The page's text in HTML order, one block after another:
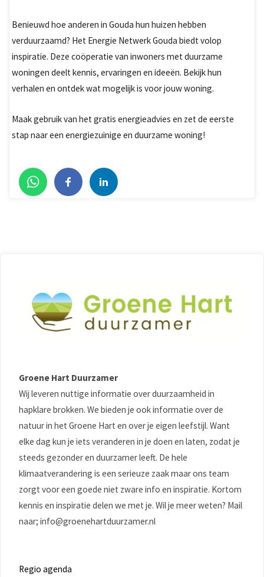
Benieuwd hoe anderen in Gouda hun huizen hebben
verduurzaamd? Het Energie Netwerk Gouda biedt volop
inspiratie. Deze coöperatie van inwoners met duurzame
woningen deelt kennis, ervaringen en ideeën. Bekijk hun
verhalen en ontdek wat mogelijk is voor jouw woning.
Maak gebruik van het gratis energieadvies en zet de eerste
stap naar een energiezuinige en duurzame woning!
Groene Hart Duurzamer
Wij leveren nuttige informatie over duurzaamheid in
hapklare brokken. We bieden je ook informatie over de
natuur in het Groene Hart en over je eigen leefstijl. Want
elke dag kun je iets veranderen in je doen en laten, zodat je
steeds gezonder en duurzamer leeft. De hele
klimaatverandering is een serieuze zaak maar ons team
zorgt voor een goede niet zware info en inspiratie. Kortom
kennis en inspiratie delen we met je. Wil je meer weten? Mail
naar; info@groenehartduurzamer.nl
Regio agenda